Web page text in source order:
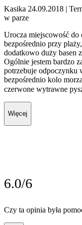
Kasika 24.09.2018 |
w parze
Urocza miejscowość do
bezpośrednio przy
dodatkowo duży basen
Ogólnie jestem bardzo
potrzebuje odpoczynku
bezpośrednio kolo
czerwone wytrawne
Więcej
6.0/6
Czy ta opinia była